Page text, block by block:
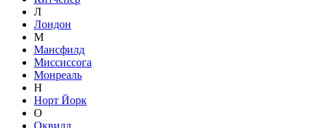
Л
Лондон
М
Мансфилд
Миссиссога
Монреаль
Н
Норт Йорк
О
Оквилл